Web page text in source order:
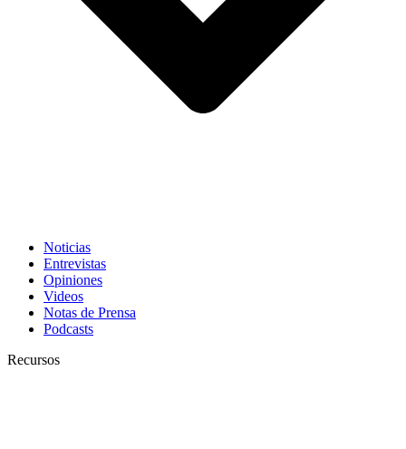
Noticias
Entrevistas
Opiniones
Videos
Notas de Prensa
Podcasts
Recursos